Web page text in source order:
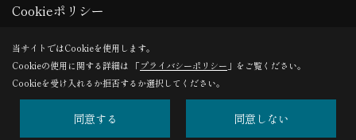
Copyright (c) 株式会社東北産業. All Rights Reserved.
Produced byゴデスクリエイト
Cookieポリシー
当サイトではCookieを使用します。
Cookieの使用に関する詳細は 「プライバシーポリシー 」をご覧ください。
Cookieを受け入れるか拒否するか選択してください。
同意する 同意しない